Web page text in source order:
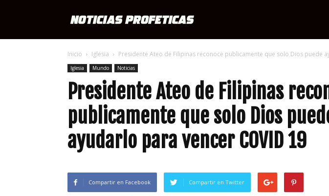
Proféticas
Inicio Iglesia Presidente Ateo de Filipinas reconoce publicamente que solo Dios puede
Iglesia Mundo Noticias
Presidente Ateo de Filipinas
publicamente que solo Dios
ayudarlo para vencer COVID 19
Compartir en Facebook Compartir en Twitter